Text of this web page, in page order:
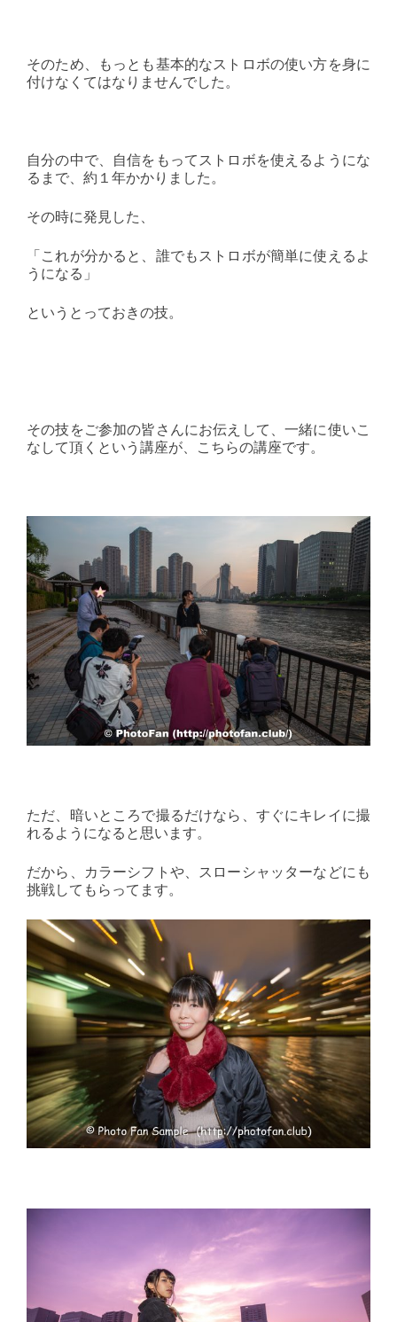
そのため、もっとも基本的なストロボの使い方を身に
付けなくてはなりませんでした。
自分の中で、自信をもってストロボを使えるようにな
るまで、約１年かかりました。
その時に発見した、
「これが分かると、誰でもストロボが簡単に使えるよ
うになる」
というとっておきの技。
その技をご参加の皆さんにお伝えして、一緒に使いこ
なして頂くという講座が、こちらの講座です。
ただ、暗いところで撮るだけなら、すぐにキレイに撮
れるようになると思います。
だから、カラーシフトや、スローシャッターなどにも
挑戦してもらってます。